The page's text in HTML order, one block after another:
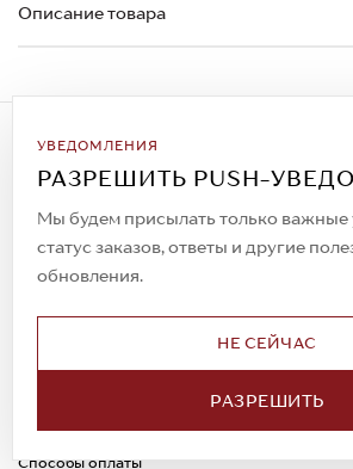
Описание товара
УВЕДОМЛЕНИЯ
РАЗРЕШИТЬ PUSH-
Мы будем присылать только важные
статус заказов, ответы и другие
обновления.
НЕ СЕЙЧАС
РАЗРЕШИТЬ
Подписаться на рассылку
Всегда будьте в курсе новых
спецпредложений!
© 2023. AIT Shoes
Все права защищены
Доставка
Способы оплаты
Обмен и
Каспи-